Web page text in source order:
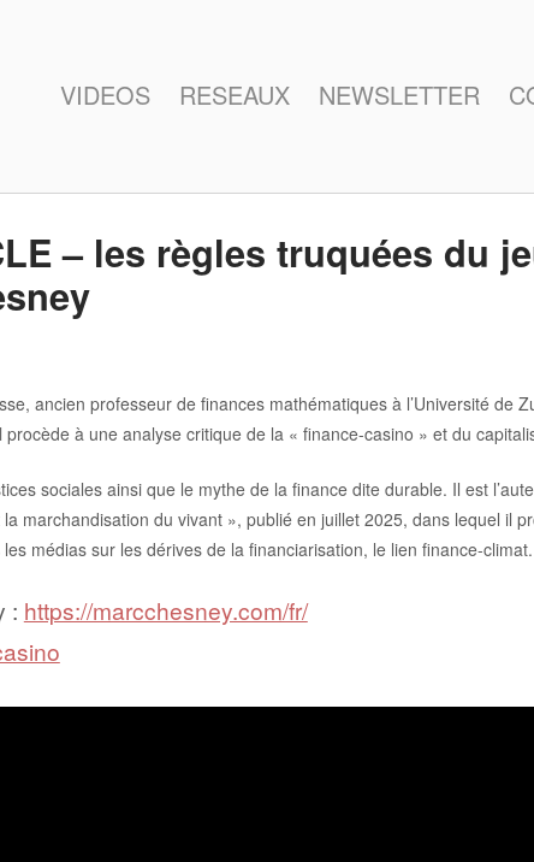
VIDEOS RESEAUX NEWSLETTER
– les règles truquées du
ancien professeur de finances mathématiques à l’Université de
à une analyse critique de la « finance-casino » et du
sociales ainsi que le mythe de la finance dite durable. Il est
marchandisation du vivant », publié en juillet 2025, dans lequel il
médias sur les dérives de la financiarisation, le lien finance-climat.
: https://marcchesney.com/fr/